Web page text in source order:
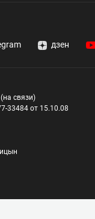
дзен
связи)
33484 от 15.10.08